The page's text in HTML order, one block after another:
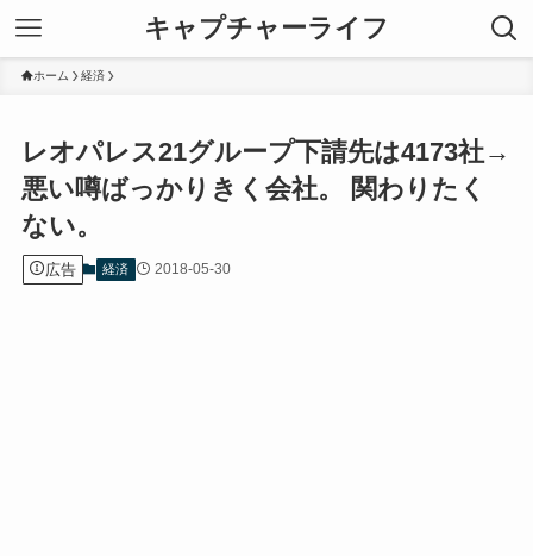
キャプチャーライフ
ホーム 経済
レオパレス21グループ下請先は4173社→
悪い噂ばっかりきく会社。 関わりたく
ない。
広告 経済 2018-05-30